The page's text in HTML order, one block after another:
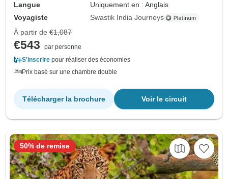
Langue
Uniquement en : Anglais
Voyagiste
Swastik India Journeys
À partir de €1,087
€543
par personne
S'inscrire pour réaliser des économies
Prix basé sur une chambre double
Voir le circuit
Télécharger la brochure
50% de remise